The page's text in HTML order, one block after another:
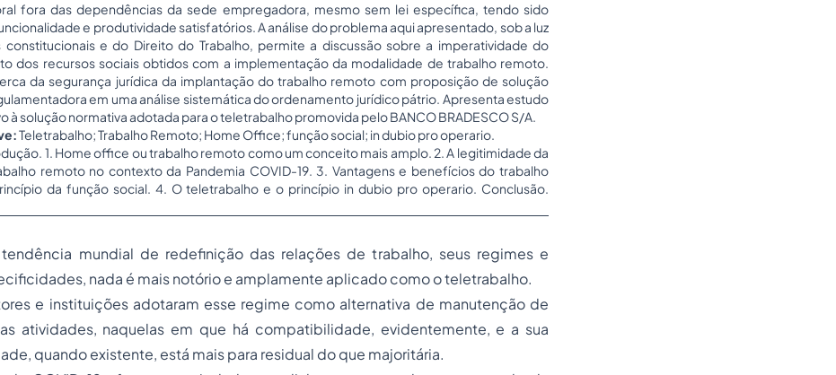
fora das dependências da sede empregadora, mesmo sem lei específica, tendo sido
e produtividade satisfatórios. A análise do problema aqui apresentado, sob a luz
constitucionais e do Direito do Trabalho, permite a discussão sobre a imperatividade do
dos recursos sociais obtidos com a implementação da modalidade de trabalho remoto.
da segurança jurídica da implantação do trabalho remoto com proposição de solução
em uma análise sistemática do ordenamento jurídico pátrio. Apresenta estudo
à solução normativa adotada para o teletrabalho promovida pelo BANCO BRADESCO S/A.
Teletrabalho; Trabalho Remoto; Home Office; função social; in dubio pro operario.
1. Home office ou trabalho remoto como um conceito mais amplo. 2. A legitimidade da
remoto no contexto da Pandemia COVID-19. 3. Vantagens e benefícios do trabalho
da função social. 4. O teletrabalho e o princípio in dubio pro operario. Conclusão.
mundial de redefinição das relações de trabalho, seus regimes e
nada é mais notório e amplamente aplicado como o teletrabalho.
e instituições adotaram esse regime como alternativa de manutenção de
atividades, naquelas em que há compatibilidade, evidentemente, e a sua
quando existente, está mais para residual do que majoritária.